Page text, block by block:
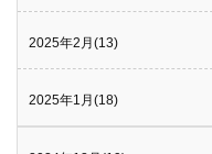
2025年2月(13)
2025年1月(18)